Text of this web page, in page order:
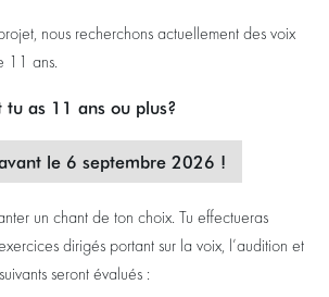
nous recherchons actuellement des voix
11 ans.
tu as 11 ans ou plus?
le 6 septembre 2026 !
un chant de ton choix. Tu effectueras
dirigés portant sur la voix, l’audition et
seront évalués :